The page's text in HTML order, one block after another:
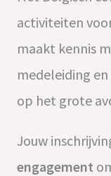
activiteiten
maakt kennis
medeleiding en
op het grote
Jouw
engagement